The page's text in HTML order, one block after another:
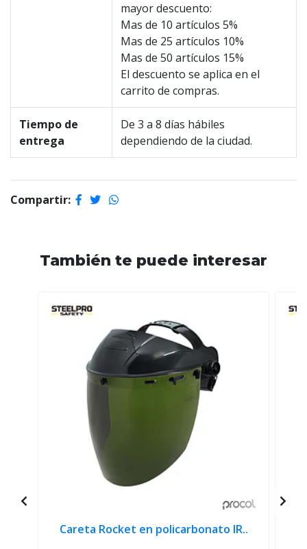
mayor descuento:
Mas de 10 artículos 5%
Mas de 25 artículos 10%
Mas de 50 artículos 15%
El descuento se aplica en el
carrito de compras.
Tiempo de
entrega
De 3 a 8 días hábiles
dependiendo de la ciudad.
Compartir:
También te puede interesar
Careta Rocket en policarbonato IR..